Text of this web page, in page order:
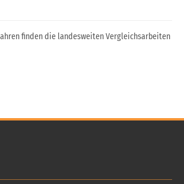
finden die landesweiten Vergleichsarbeiten